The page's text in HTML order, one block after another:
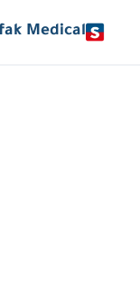
Medical